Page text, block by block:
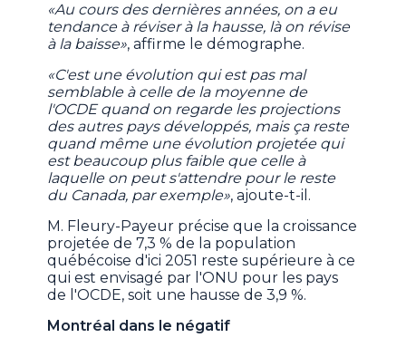
«Au cours des dernières années, on a eu
tendance à réviser à la hausse, là on révise
à la baisse», affirme le démographe.
«C'est une évolution qui est pas mal
semblable à celle de la moyenne de
l'OCDE quand on regarde les projections
des autres pays développés, mais ça reste
quand même une évolution projetée qui
est beaucoup plus faible que celle à
laquelle on peut s'attendre pour le reste
du Canada, par exemple», ajoute-t-il.
M. Fleury-Payeur précise que la croissance
projetée de 7,3 % de la population
québécoise d'ici 2051 reste supérieure à ce
qui est envisagé par l'ONU pour les pays
de l'OCDE, soit une hausse de 3,9 %.
Montréal dans le négatif